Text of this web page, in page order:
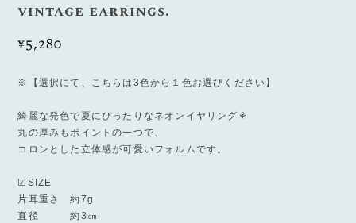
vintage earrings.
¥5,280
※【選択にて、こちらは3色から１色お選びください】
綺麗な発色で夏にぴったりなネオンイヤリング⚘
丸の厚みもポイントの一つで、
コロンとした立体感が可愛いフォルムです。
☑SIZE
片耳重さ 約7g
直径 約3㎝